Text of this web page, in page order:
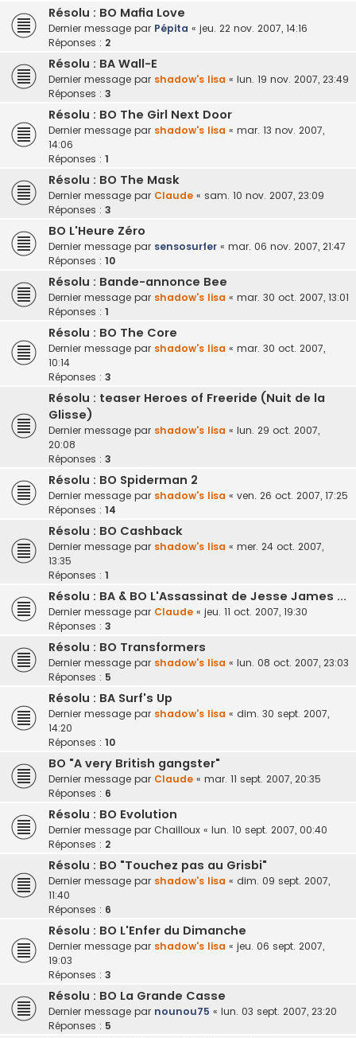
Résolu : BO Mafia Love
Dernier message par Pépita « jeu. 22 nov. 2007, 14:16
Réponses : 2
Résolu : BA Wall-E
Dernier message par shadow's lisa « lun. 19 nov. 2007, 23:49
Réponses : 3
Résolu : BO The Girl Next Door
Dernier message par shadow's lisa « mar. 13 nov. 2007,
14:06
Réponses : 1
Résolu : BO The Mask
Dernier message par Claude « sam. 10 nov. 2007, 23:09
Réponses : 3
BO L'Heure Zéro
Dernier message par sensosurfer « mar. 06 nov. 2007, 21:47
Réponses : 10
Résolu : Bande-annonce Bee
Dernier message par shadow's lisa « mar. 30 oct. 2007, 13:01
Réponses : 1
Résolu : BO The Core
Dernier message par shadow's lisa « mar. 30 oct. 2007,
10:14
Réponses : 3
Résolu : teaser Heroes of Freeride (Nuit de la
Glisse)
Dernier message par shadow's lisa « lun. 29 oct. 2007,
20:08
Réponses : 3
Résolu : BO Spiderman 2
Dernier message par shadow's lisa « ven. 26 oct. 2007, 17:25
Réponses : 14
Résolu : BO Cashback
Dernier message par shadow's lisa « mer. 24 oct. 2007,
13:35
Réponses : 1
Résolu : BA & BO L'Assassinat de Jesse James ...
Dernier message par Claude « jeu. 11 oct. 2007, 19:30
Réponses : 3
Résolu : BO Transformers
Dernier message par shadow's lisa « lun. 08 oct. 2007, 23:03
Réponses : 5
Résolu : BA Surf's Up
Dernier message par shadow's lisa « dim. 30 sept. 2007,
14:20
Réponses : 10
BO "A very British gangster"
Dernier message par Claude « mar. 11 sept. 2007, 20:35
Réponses : 6
Résolu : BO Evolution
Dernier message par Chailloux « lun. 10 sept. 2007, 00:40
Réponses : 2
Résolu : BO "Touchez pas au Grisbi"
Dernier message par shadow's lisa « dim. 09 sept. 2007,
11:40
Réponses : 6
Résolu : BO L'Enfer du Dimanche
Dernier message par shadow's lisa « jeu. 06 sept. 2007,
19:03
Réponses : 3
Résolu : BO La Grande Casse
Dernier message par nounou75 « lun. 03 sept. 2007, 23:20
Réponses : 5